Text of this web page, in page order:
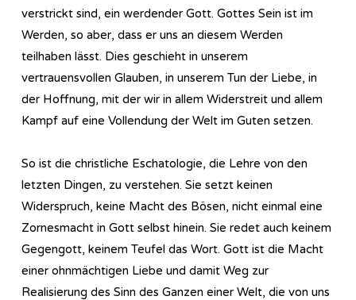
verstrickt sind, ein werdender Gott. Gottes Sein ist im
Werden, so aber, dass er uns an diesem Werden
teilhaben lässt. Dies geschieht in unserem
vertrauensvollen Glauben, in unserem Tun der Liebe, in
der Hoffnung, mit der wir in allem Widerstreit und allem
Kampf auf eine Vollendung der Welt im Guten setzen.
So ist die christliche Eschatologie, die Lehre von den
letzten Dingen, zu verstehen. Sie setzt keinen
Widerspruch, keine Macht des Bösen, nicht einmal eine
Zornesmacht in Gott selbst hinein. Sie redet auch keinem
Gegengott, keinem Teufel das Wort. Gott ist die Macht
einer ohnmächtigen Liebe und damit Weg zur
Realisierung des Sinn des Ganzen einer Welt, die von uns